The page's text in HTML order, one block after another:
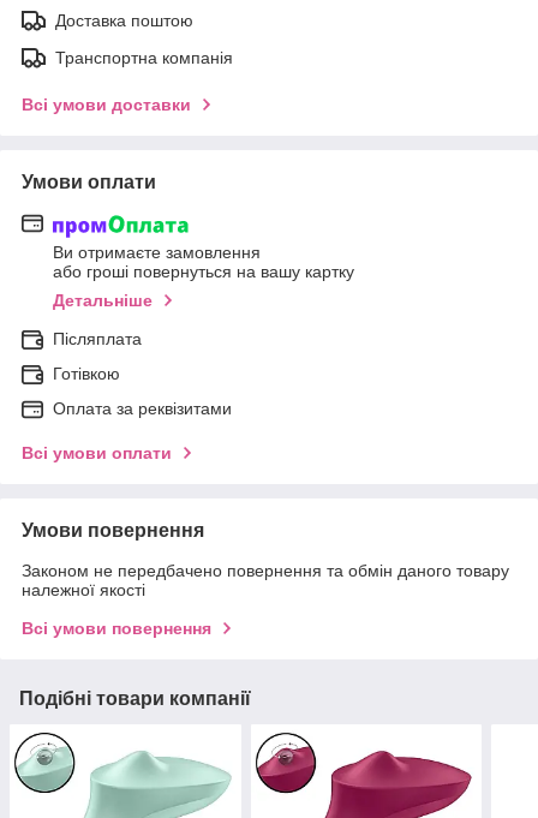
Доставка поштою
Транспортна компанія
Всі умови доставки
Умови оплати
Ви отримаєте замовлення
або гроші повернуться на вашу картку
Детальніше
Післяплата
Готівкою
Оплата за реквізитами
Всі умови оплати
Умови повернення
Законом не передбачено повернення та обмін даного товару
належної якості
Всі умови повернення
Подібні товари компанії